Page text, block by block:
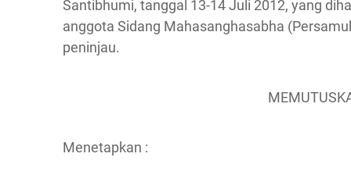
Santibhumi, tanggal 13-14 Juli 2012, yang
anggota Sidang Mahasanghasabha
peninjau.
Menetapkan :